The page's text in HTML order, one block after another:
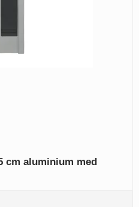
cm aluminium med